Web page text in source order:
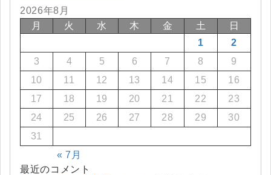
2026年8月
月
火 水 木 金 土 日
« 7月
1
2
3
4 5 6 7 8
9
10
11 12 13 14 15
16
17
18 19 20 21 22
23
24
25 26 27 28 29
30
31
最近のコメント